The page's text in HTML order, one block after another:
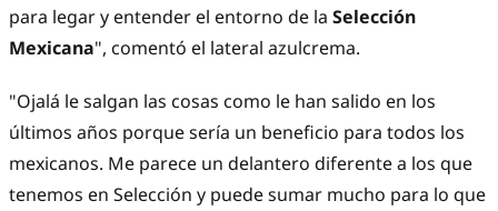
para legar y entender el entorno de la Selección
Mexicana", comentó el lateral azulcrema.
"Ojalá le salgan las cosas como le han salido en los
últimos años porque sería un beneficio para todos los
mexicanos. Me parece un delantero diferente a los que
tenemos en Selección y puede sumar mucho para lo que